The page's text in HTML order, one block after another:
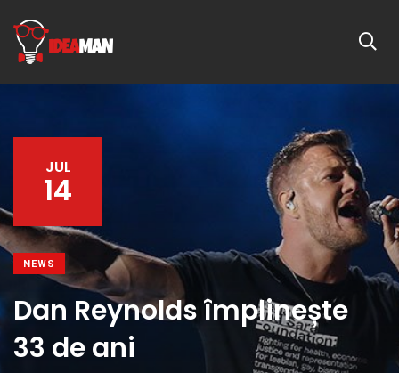
JUL
14
NEWS
Dan Reynolds împlinește
33 de ani